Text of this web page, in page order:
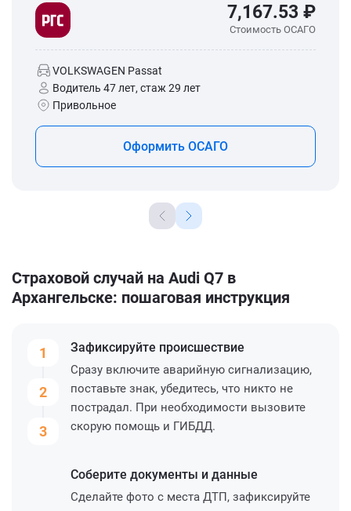
7,167.53 ₽
Стоимость ОСАГО
VOLKSWAGEN Passat
Водитель 47 лет, стаж 29 лет
Привольное
Оформить ОСАГО
Страховой случай на Audi Q7 в
Архангельске: пошаговая инструкция
1
2
3
Зафиксируйте происшествие
Сразу включите аварийную сигнализацию,
поставьте знак, убедитесь, что никто не
пострадал. При необходимости вызовите
скорую помощь и ГИБДД.
Соберите документы и данные
Сделайте фото с места ДТП, зафиксируйте